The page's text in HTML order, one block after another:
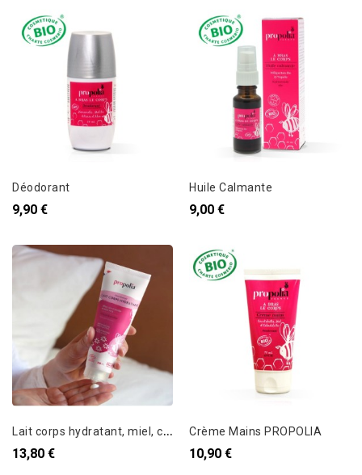
Déodorant
9,90 €
Huile Calmante
9,00 €
L
ait corps hydratant, miel, cire & aloe vera
13,80 €
Crème Mains PROPOLIA
10,90 €